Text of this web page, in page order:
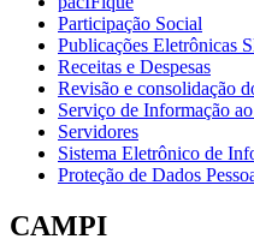
Participação Social
Publicações Eletrônicas
Receitas e Despesas
Revisão e consolidação
Serviço de Informação
Servidores
Sistema Eletrônico de
Proteção de Dados
CAMPI